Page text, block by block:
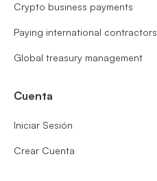
Crypto business payments
Paying international contractors
Global treasury management
Cuenta
Iniciar Sesión
Crear Cuenta